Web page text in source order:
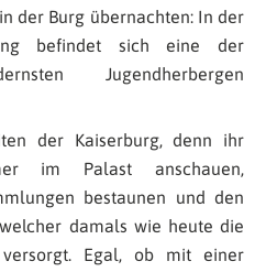
der Burg übernachten: In der
befindet sich eine der
Jugendherbergen
der Kaiserburg, denn ihr
im Palast anschauen,
bestaunen und den
damals wie heute die
Egal, ob mit einer